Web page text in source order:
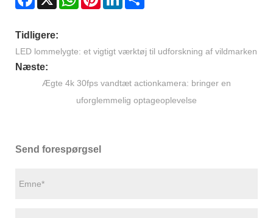
Tidligere:
LED lommelygte: et vigtigt værktøj til udforskning af vildmarken
Næste:
Ægte 4k 30fps vandtæt actionkamera: bringer en
uforglemmelig optageoplevelse
Send forespørgsel